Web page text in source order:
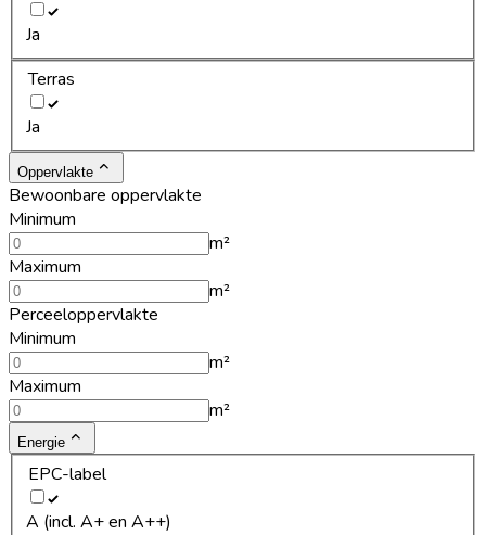
Ja
Terras
Ja
Oppervlakte
Bewoonbare oppervlakte
Minimum
m²
Maximum
m²
Perceeloppervlakte
Minimum
m²
Maximum
m²
Energie
EPC-label
A (incl. A+ en A++)